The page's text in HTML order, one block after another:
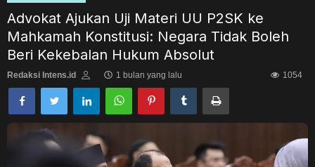
Berita Desa
Contact
Politik
Nasional
Advokat Ajukan Uji Materi UU P2SK ke
Mahkamah Konstitusi: Negara Tidak Boleh
Beri Kekebalan Hukum Absolut
Redaksi Intens.id 1 bulan yang lalu 1054